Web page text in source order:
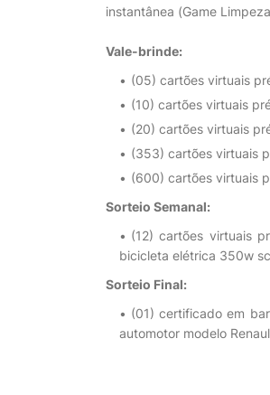
instantânea (Game
Vale-brinde:
(05) cartões virtuais
(10) cartões virtuais
(20) cartões virtuais
(353) cartões virtuais
(600) cartões virtuais
Sorteio Semanal:
(12) cartões virtuais
bicicleta elétrica 350w
Sorteio Final:
(01) certificado em
automotor modelo